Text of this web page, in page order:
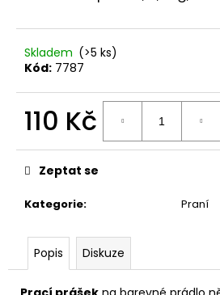
Skladem (>5 ks)
Kód: 7787
110 Kč
cena:
Kategorie: Praní
Zeptat se
Popis Diskuze
HLEDAT
o
o
č
e